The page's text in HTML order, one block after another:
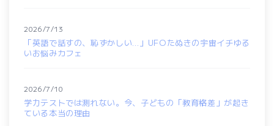
「英語で話すの、恥ずかしい…」UFOたぬきの宇宙イチゆる
いお悩みカフェ
2026/7/13
学力テストでは測れない。今、子どもの「教育格差」が起き
ている本当の理由
2026/7/10